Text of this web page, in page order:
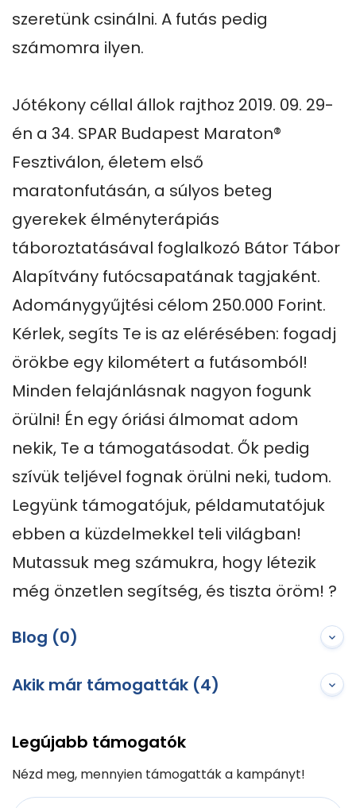
szeretünk csinálni. A futás pedig
számomra ilyen.
Jótékony céllal állok rajthoz 2019. 09. 29-
én a 34. SPAR Budapest Maraton®
Fesztiválon, életem első
maratonfutásán, a súlyos beteg
gyerekek élményterápiás
táboroztatásával foglalkozó Bátor Tábor
Alapítvány futócsapatának tagjaként.
Adománygyűjtési célom 250.000 Forint.
Kérlek, segíts Te is az elérésében: fogadj
örökbe egy kilométert a futásomból!
Minden felajánlásnak nagyon fogunk
örülni! Én egy óriási álmomat adom
nekik, Te a támogatásodat. Ők pedig
szívük teljével fognak örülni neki, tudom.
Legyünk támogatójuk, példamutatójuk
ebben a küzdelmekkel teli világban!
Mutassuk meg számukra, hogy létezik
még önzetlen segítség, és tiszta öröm! ?
Blog (0)
Akik már támogatták (4)
Legújabb támogatók
Nézd meg, mennyien támogatták a kampányt!